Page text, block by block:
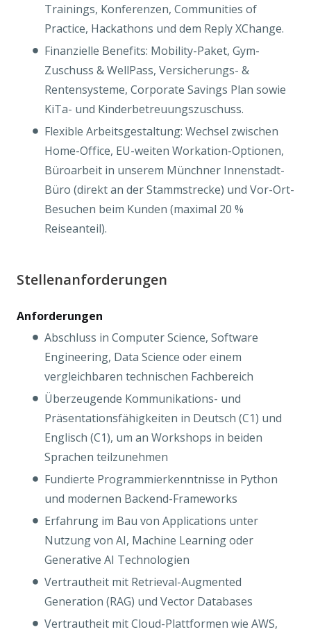
Trainings, Konferenzen, Communities of
Practice, Hackathons und dem Reply XChange.
Finanzielle Benefits: Mobility-Paket, Gym-
Zuschuss & WellPass, Versicherungs- &
Rentensysteme, Corporate Savings Plan sowie
KiTa- und Kinderbetreuungszuschuss.
Flexible Arbeitsgestaltung: Wechsel zwischen
Home-Office, EU-weiten Workation-Optionen,
Büroarbeit in unserem Münchner Innenstadt-
Büro (direkt an der Stammstrecke) und Vor-Ort-
Besuchen beim Kunden (maximal 20 %
Reiseanteil).
Stellenanforderungen
Anforderungen
Abschluss in Computer Science, Software
Engineering, Data Science oder einem
vergleichbaren technischen Fachbereich
Überzeugende Kommunikations- und
Präsentationsfähigkeiten in Deutsch (C1) und
Englisch (C1), um an Workshops in beiden
Sprachen teilzunehmen
Fundierte Programmierkenntnisse in Python
und modernen Backend-Frameworks
Erfahrung im Bau von Applications unter
Nutzung von AI, Machine Learning oder
Generative AI Technologien
Vertrautheit mit Retrieval-Augmented
Generation (RAG) und Vector Databases
Vertrautheit mit Cloud-Plattformen wie AWS,